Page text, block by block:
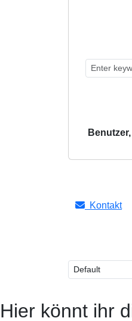
Kontakt
Hier könnt ihr